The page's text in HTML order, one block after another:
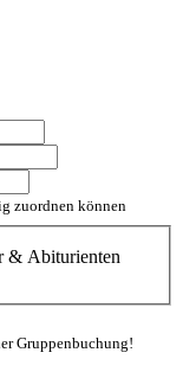
zuordnen können
& Abiturienten
Gruppenbuchung!